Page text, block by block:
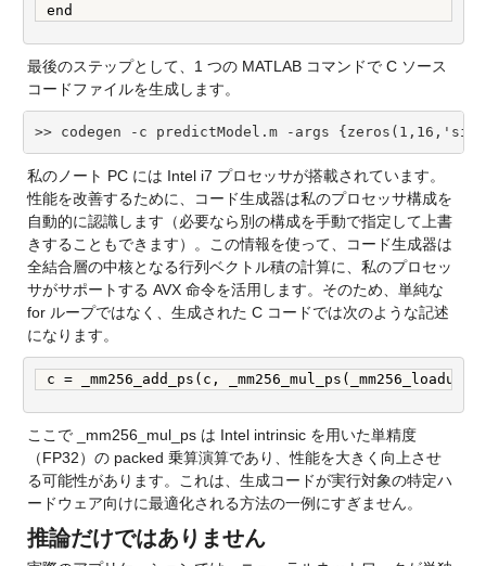
end
最後のステップとして、1 つの MATLAB コマンドで C ソース
コードファイルを生成します。
>> codegen -c predictModel.m -args
私のノート PC には Intel i7 プロセッサが搭載されています。
性能を改善するために、コード生成器は私のプロセッサ構成を
自動的に認識します（必要なら別の構成を手動で指定して上書
きすることもできます）。この情報を使って、コード生成器は
全結合層の中核となる行列ベクトル積の計算に、私のプロセッ
サがサポートする AVX 命令を活用します。そのため、単純な
for ループではなく、生成された C コードでは次のような記述
になります。
c = _mm256_add_ps(c,
ここで _mm256_mul_ps は Intel intrinsic を用いた単精度
（FP32）の packed 乗算演算であり、性能を大きく向上させ
る可能性があります。これは、生成コードが実行対象の特定ハ
ードウェア向けに最適化される方法の一例にすぎません。
推論だけではありません